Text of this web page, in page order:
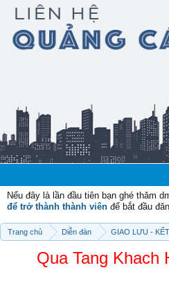
Nếu đây là lần đầu tiên bạn ghé thăm
để trở thành thành viên để bắt đầu
Trang chủ Diễn đàn GIAO LƯU -
Qua Tang Khach